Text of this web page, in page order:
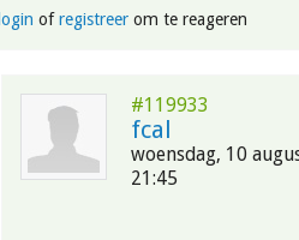
login ofregistreerom te reageren
#119933
fcal
woensdag, 10
21:45